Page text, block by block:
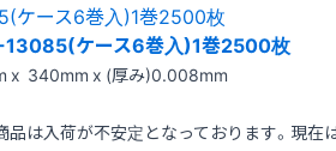
13085(ケース6巻入)1巻2500枚
x 340mm x (厚み)0.008mm
品は入荷が不安定となっております。現在